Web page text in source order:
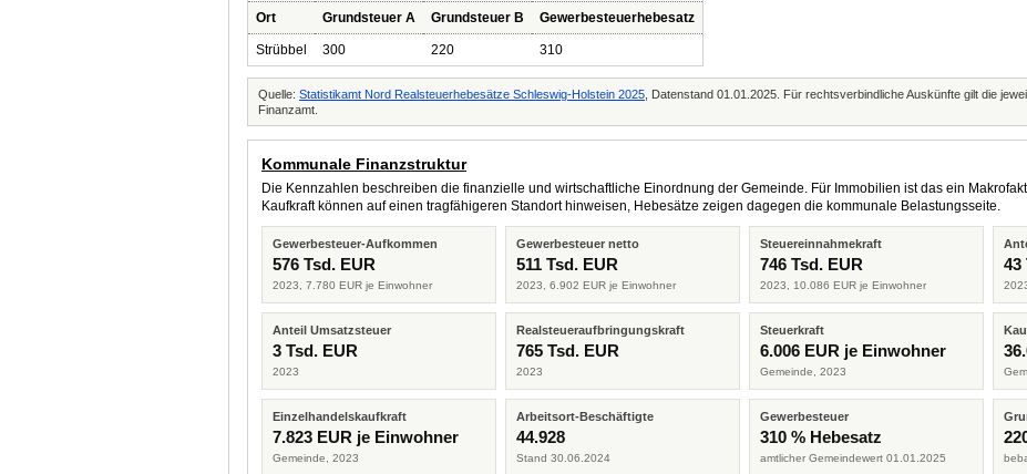
Ort Grundsteuer A Grundsteuer B Gewerbesteuerhebesatz
Strübbel 300 220 310
Quelle: Statistikamt Nord Realsteuerhebesätze Schleswig-Holstein 2025 , Datenstand 01.01.2025. Für rechtsverbindliche Auskünfte gilt die
Finanzamt.
Kommunale Finanzstruktur
Die Kennzahlen beschreiben die finanzielle und wirtschaftliche Einordnung der Gemeinde. Für Immobilien ist das ein
Kaufkraft können auf einen tragfähigeren Standort hinweisen, Hebesätze zeigen dagegen die kommunale Belastungsseite.
Gewerbesteuer-Aufkommen
576 Tsd. EUR
2023, 7.780 EUR je Einwohner
Gewerbesteuer netto
511 Tsd. EUR
2023, 6.902 EUR je Einwohner
Steuereinnahmekraft
746 Tsd. EUR
2023, 10.086 EUR je Einwohner
43
Anteil Umsatzsteuer
3 Tsd. EUR
2023
Realsteueraufbringungskraft
765 Tsd. EUR
2023
Steuerkraft
6.006 EUR je Einwohner
Gemeinde, 2023
Einzelhandelskaufkraft
7.823 EUR je Einwohner
Gemeinde, 2023
Arbeitsort-Beschäftigte
44.928
Stand 30.06.2024
Gewerbesteuer
310 % Hebesatz
amtlicher Gemeindewert 01.01.2025